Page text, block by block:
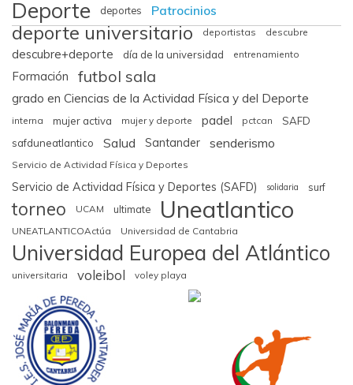
Deporte deportes
deporte universitario deportistas descubre
descubre+deporte día de la universidad entrenamiento
Formación futbol sala
grado en Ciencias de la Actividad Física y del Deporte
interna mujer activa mujer y deporte padel pctcan
SAFD
safduneatlantico
Salud Santander senderismo
Servicio de Actividad Física y Deportes
Servicio de Actividad Física y Deportes (SAFD) solidaria surf
torneo UCAM ultimate Uneatlantico
UNEATLANTICOActúa Universidad de Cantabria
Universidad Europea del Atlántico
universitaria voleibol voley playa
Patrocinios